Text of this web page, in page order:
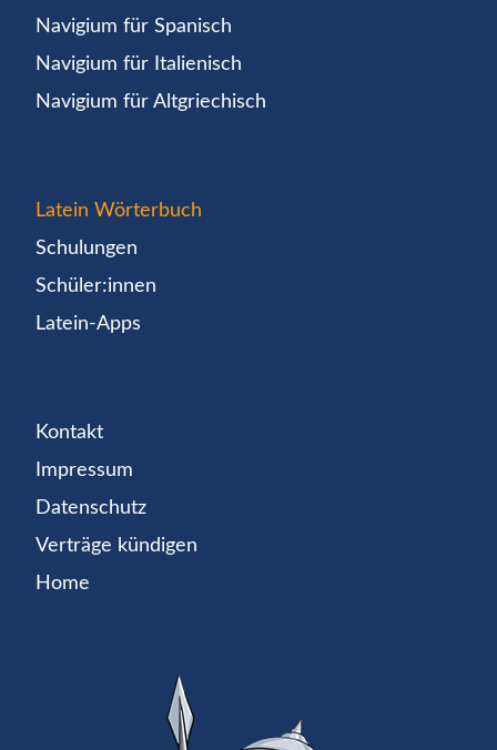
Navigium für Spanisch
Navigium für Italienisch
Navigium für Altgriechisch
Latein Wörterbuch
Schulungen
Schüler:innen
Latein-Apps
Kontakt
Impressum
Datenschutz
Verträge kündigen
Home